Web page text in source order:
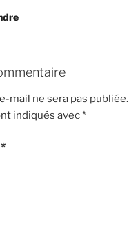
mail ne sera pas publiée.
indiqués avec*
*